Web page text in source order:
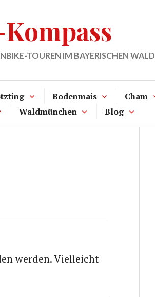
TOUREN IM BAYERISCHEN WALD
Bodenmais Cham
Waldmünchen Blog
werden. Vielleicht